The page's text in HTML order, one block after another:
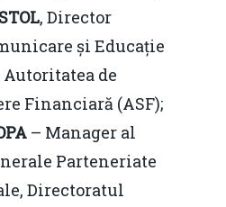
, Director
și Educație
de
Financiară (ASF);
– Manager al
Parteneriate
Directoratul